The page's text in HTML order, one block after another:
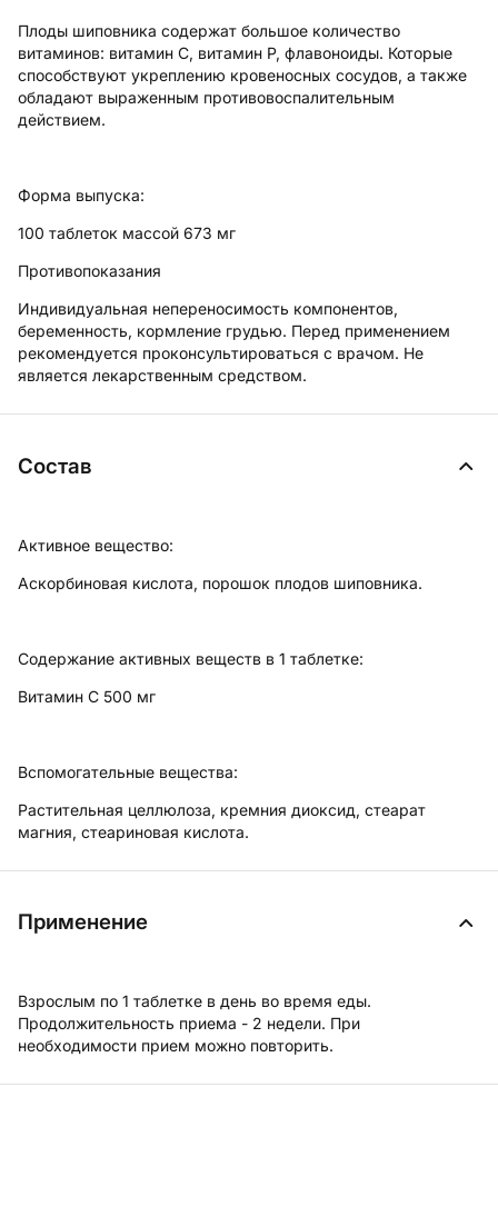
Плоды шиповника содержат большое количество
витаминов: витамин С, витамин Р, флавоноиды. Которые
способствуют укреплению кровеносных сосудов, а также
обладают выраженным противовоспалительным
действием.
Форма выпуска:
100 таблеток массой 673 мг
Противопоказания
Индивидуальная непереносимость компонентов,
беременность, кормление грудью. Перед применением
рекомендуется проконсультироваться с врачом. Не
является лекарственным средством.
Состав
Активное вещество:
Аскорбиновая кислота, порошок плодов шиповника.
Содержание активных веществ в 1 таблетке:
Витамин С 500 мг
Вспомогательные вещества:
Растительная целлюлоза, кремния диоксид, стеарат
магния, стеариновая кислота.
Применение
Взрослым по 1 таблетке в день во время еды.
Продолжительность приема - 2 недели. При
необходимости прием можно повторить.